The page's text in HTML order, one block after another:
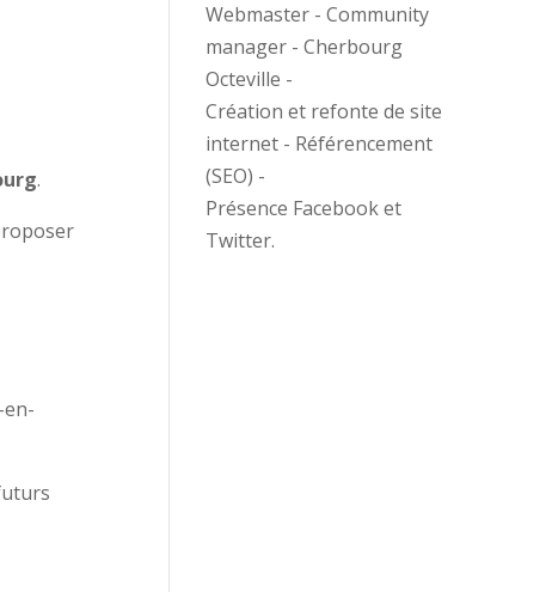
.
Webmaster - Community
manager - Cherbourg
Octeville -
Création et refonte de site
internet - Référencement
(SEO) -
Présence Facebook et
Twitter.